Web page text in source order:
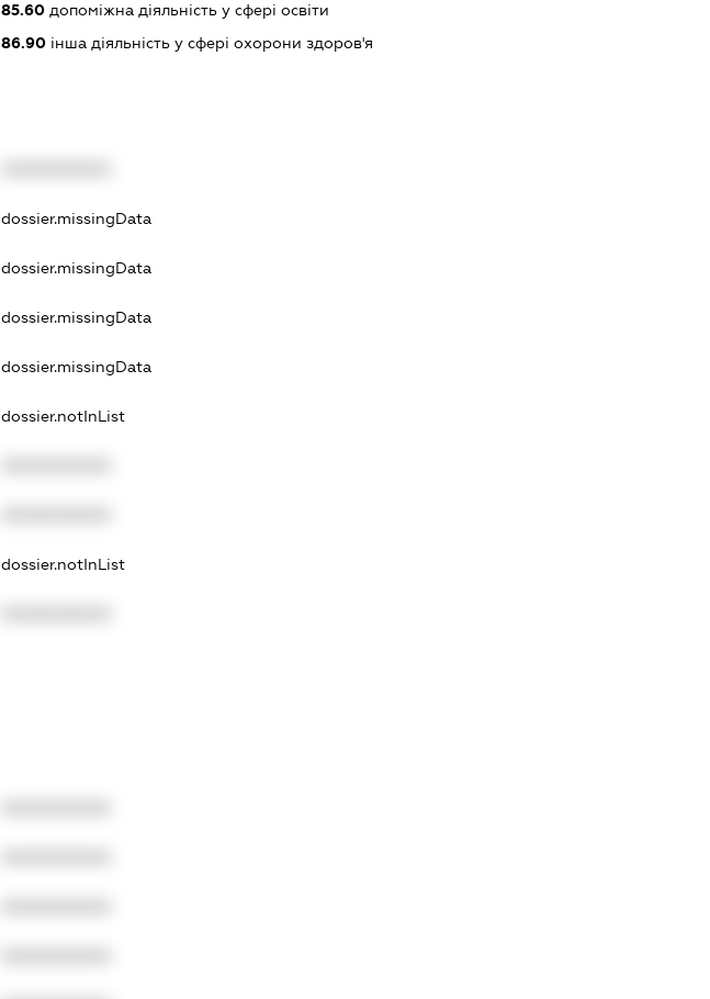
85.60допоміжна діяльність у сфері освіти
86.90інша діяльність у сфері охорони здоров'я
dossier.missingData
dossier.missingData
dossier.missingData
dossier.missingData
dossier.notInList
dossier.notInList